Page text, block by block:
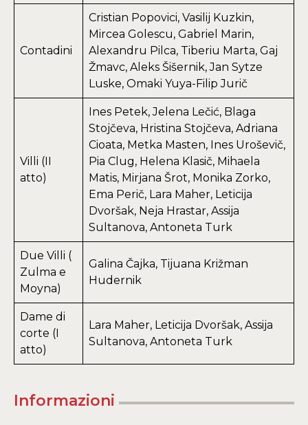
Contadini
Cristian Popovici, Vasilij Kuzkin,
Mircea Golescu, Gabriel Marin,
Alexandru Pilca, Tiberiu Marta, Gaj
Žmavc, Aleks Šišernik, Jan Sytze
Luske, Omaki Yuya-Filip Jurič
Villi (II
atto)
Ines Petek, Jelena Lečić, Blaga
Stojčeva, Hristina Stojčeva, Adriana
Cioata, Metka Masten, Ines Uroševič,
Pia Clug, Helena Klasič, Mihaela
Matis, Mirjana Šrot, Monika Zorko,
Ema Perič, Lara Maher, Leticija
Dvoršak, Neja Hrastar, Assija
Sultanova, Antoneta Turk
Due Villi (
Zulma e
Moyna)
Galina Čajka, Tijuana Križman
Hudernik
Dame di
corte (I
atto)
Lara Maher, Leticija Dvoršak, Assija
Sultanova, Antoneta Turk
Informazioni